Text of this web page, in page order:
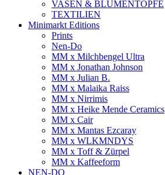
VASEN & BLUMENTÖPFE
TEXTILIEN
Minimarkt Editions
Prints
Nen-Do
MM x Milchbengel Ultra
MM x Jonathan Johnson
MM x Julian B.
MM x Malaika Raiss
MM x Nirrimis
MM x Heike Mende Ceramics
MM x Cair
MM x Mantas Ezcaray
MM x WLKMNDYS
MM x Toff & Zürpel
MM x Kaffeeform
NEN-DO